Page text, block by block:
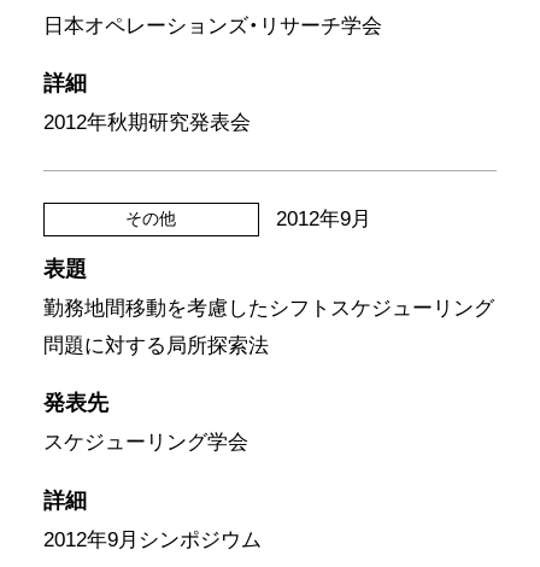
日本オペレーションズ・リサーチ学会
詳細
2012年秋期研究発表会
その他 2012年9月
表題
勤務地間移動を考慮したシフトスケジューリング
問題に対する局所探索法
発表先
スケジューリング学会
詳細
2012年9月シンポジウム